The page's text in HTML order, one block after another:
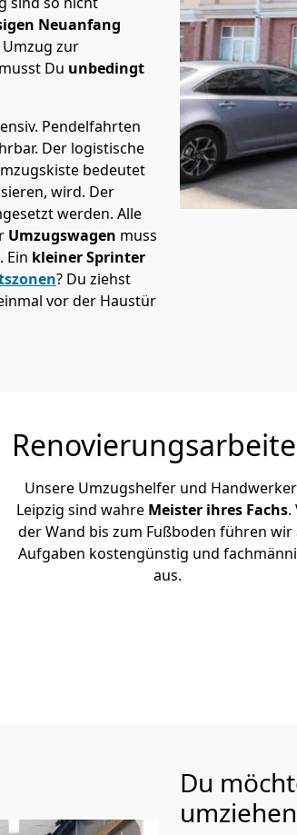
Neuanfang
zur
Du unbedingt
Pendelfahrten
Der logistische
bedeutet
wird. Der
werden. Alle
Umzugswagen muss
Ein kleiner Sprinter
? Du ziehst
vor der Haustür
Unsere Umzugshelfer und
Leipzig sind wahre Meister ihres Fachs.
der Wand bis zum Fußboden führen wir
Aufgaben kostengünstig und
aus.
Du